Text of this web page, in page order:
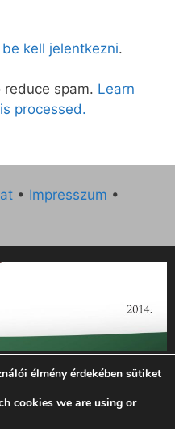
be kell jelentkezni.
spam. Learn
processed.
• Impresszum •
2014. évi működésének
P-0121 sz. támogatási
Ft összegben támogatta az
élmény érdekében sütiket
cookies we are using or